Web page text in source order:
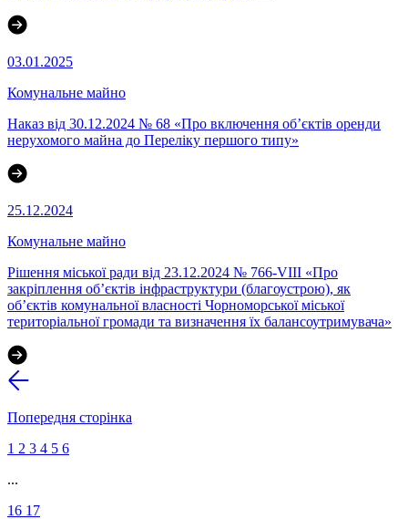
03.01.2025
Комунальне майно
Наказ від 30.12.2024 № 68 «Про включення об’єктів оренди
нерухомого майна до Переліку першого типу»
25.12.2024
Комунальне майно
Рішення міської ради від 23.12.2024 № 766-VIII «Про
закріплення об’єктів інфраструктури (благоустрою), як
об’єктів комунальної власності Чорноморської міської
територіальної громади та визначення їх балансоутримувача»
Попередня сторінка
1 2 3 4 5 6
...
16 17